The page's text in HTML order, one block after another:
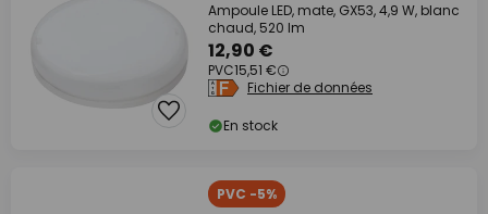
Ampoule LED, mate, GX53, 4,9 W, blanc
chaud, 520 lm
12,90 €
PVC15,51 €
Fichier de données
En stock
PVC -5%